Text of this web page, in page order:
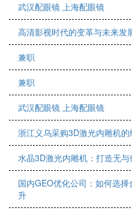
武汉配眼镜 上海配眼镜
高清影视时代的变革与未来发
兼职
兼职
武汉配眼镜 上海配眼镜
浙江义乌采购3D激光内雕机
水晶3D激光内雕机：打造无
国内GEO优化公司：如何选
升